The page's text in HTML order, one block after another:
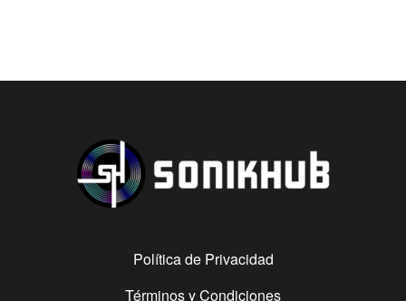
Política de Privacidad
Términos y Condiciones